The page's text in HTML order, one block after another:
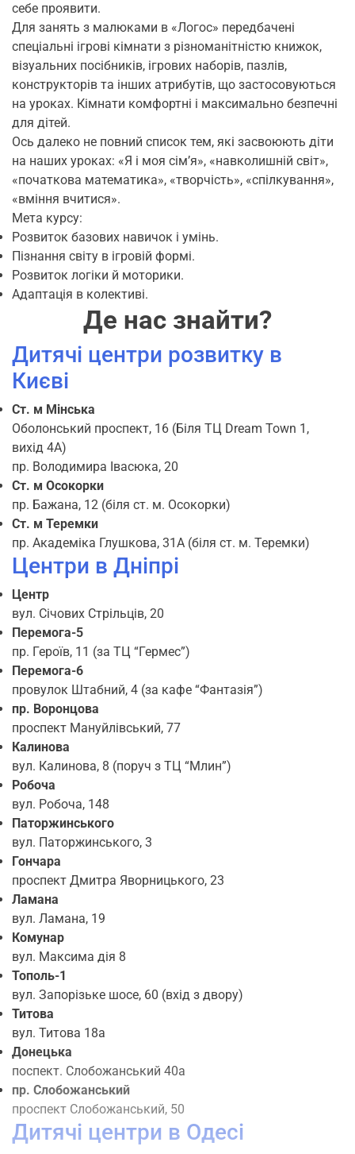
себе проявити.
Для занять з малюками в «Логос» передбачені
спеціальні ігрові кімнати з різноманітністю книжок,
візуальних посібників, ігрових наборів, пазлів,
конструкторів та інших атрибутів, що застосовуються
на уроках. Кімнати комфортні і максимально безпечні
для дітей.
Ось далеко не повний список тем, які засвоюють діти
на наших уроках: «Я і моя сім’я», «навколишній світ»,
«початкова математика», «творчість», «спілкування»,
«вміння вчитися».
Мета курсу:
Розвиток базових навичок і умінь.
Пізнання світу в ігровій формі.
Розвиток логіки й моторики.
Адаптація в колективі.
Де нас знайти?
Дитячі центри розвитку в
Києві
Ст. м Мінська
Оболонський проспект, 16 (Біля ТЦ Dream Town 1,
вихід 4А)
пр. Володимира Івасюка, 20
Ст. м Осокорки
пр. Бажана, 12 (біля ст. м. Осокорки)
Ст. м Теремки
пр. Академіка Глушкова, 31А (біля ст. м. Теремки)
Центри в Дніпрі
Центр
вул. Січових Стрільців, 20
Перемога-5
пр. Героїв, 11 (за ТЦ “Гермес”)
Перемога-6
провулок Штабний, 4 (за кафе “Фантазія”)
пр. Воронцова
проспект Мануйлівський, 77
Калинова
вул. Калинова, 8 (поруч з ТЦ “Млин”)
Робоча
вул. Робоча, 148
Паторжинського
вул. Паторжинського, 3
Гончара
проспект Дмитра Яворницького, 23
Ламана
вул. Ламана, 19
Комунар
вул. Максима дія 8
Тополь-1
вул. Запорізьке шосе, 60 (вхід з двору)
Титова
вул. Титова 18а
Донецька
поспект. Слобожанський 40а
пр. Слобожанський
проспект Слобожанський, 50
Дитячі центри в Одесі